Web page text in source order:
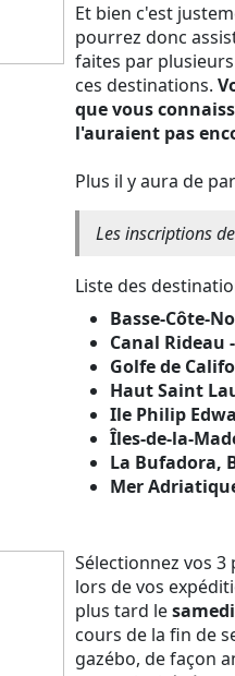
Et bien c'est
pourrez donc
faites par
ces destinations.
que vous
l'auraient pas
Plus il y aura de
Les inscriptions
Liste des
Basse-Côte-
Canal Rideau
Golfe de
Haut Saint
Ile Philip
Îles-de-la-
La Bufadora,
Mer
Sélectionnez vos
lors de vos
plus tard le
cours de la fin de
gazébo, de façon